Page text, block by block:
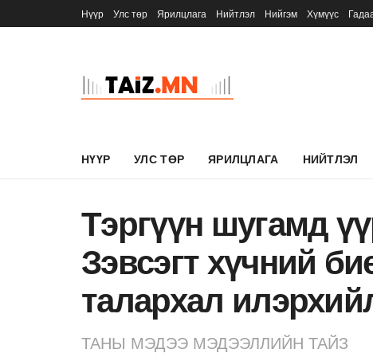
Нүүр Улс төр Ярилцлага Нийтлэл Нийгэм Хүмүүс
НҮҮР УЛС ТӨР ЯРИЛЦЛАГА НИЙТЛЭЛ
Тэргүүн шугамд
Зэвсэгт хүчний
талархал
ТАНЫ МЭДЭЭ МЭДЭЭЛЛИЙН ТАЙЗ